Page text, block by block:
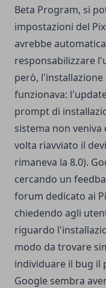
Beta Program, si
impostazioni del
avrebbe
responsabilizzare
però,
funzionava:
prompt di
sistema non
volta riavviato il
rimaneva la 8.0).
cercando un
forum dedicato ai
chiedendo agli
riguardo
modo da trovare
individuare il bug il
Google sembra